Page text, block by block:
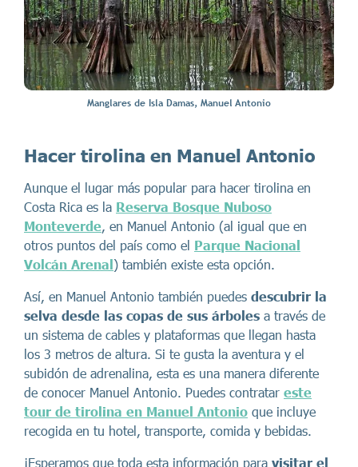
Manglares de Isla Damas, Manuel Antonio
Hacer tirolina en Manuel Antonio
Aunque el lugar más popular para hacer tirolina en
Costa Rica es la Reserva Bosque Nuboso
Monteverde, en Manuel Antonio (al igual que en
otros puntos del país como el Parque Nacional
Volcán Arenal ) también existe esta opción.
Así, en Manuel Antonio también puedes descubrir la
selva desde las copas de sus árboles a través de
un sistema de cables y plataformas que llegan hasta
los 3 metros de altura. Si te gusta la aventura y el
subidón de adrenalina, esta es una manera diferente
de conocer Manuel Antonio. Puedes contratar este
tour de tirolina en Manuel Antonio que incluye
recogida en tu hotel, transporte, comida y bebidas.
¡Esperamos que toda esta información para visitar el